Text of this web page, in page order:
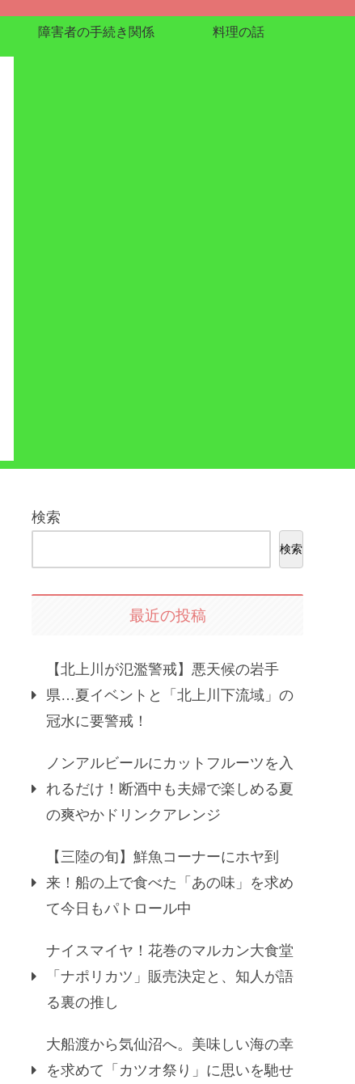
障害者の手続き関係 料理の話
検索
検索
最近の投稿
【北上川が氾濫警戒】悪天候の岩手
県…夏イベントと「北上川下流域」の
冠水に要警戒！
ノンアルビールにカットフルーツを入
れるだけ！断酒中も夫婦で楽しめる夏
の爽やかドリンクアレンジ
【三陸の旬】鮮魚コーナーにホヤ到
来！船の上で食べた「あの味」を求め
て今日もパトロール中
ナイスマイヤ！花巻のマルカン大食堂
「ナポリカツ」販売決定と、知人が語
る裏の推し
大船渡から気仙沼へ。美味しい海の幸
を求めて「カツオ祭り」に思いを馳せ